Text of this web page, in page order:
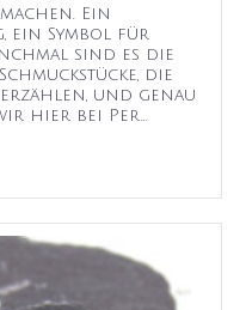
Ein
ein Symbol für
sind es die
die
und genau
hier bei Per...